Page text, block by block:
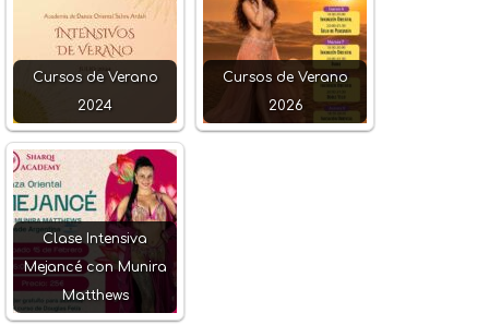
Cursos de Verano
2024
Cursos de Verano
2026
Clase Intensiva
Mejancé con Munira
Matthews